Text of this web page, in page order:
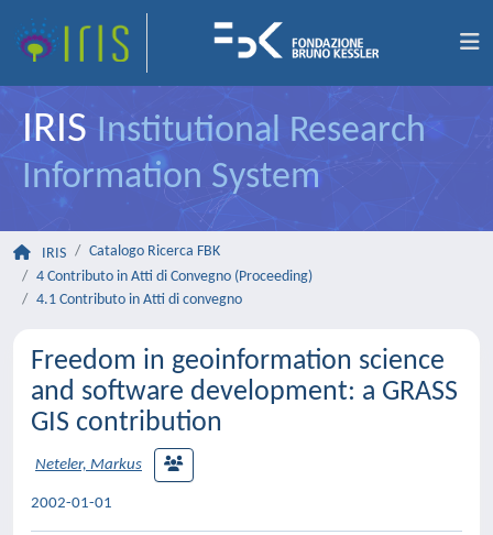
IRIS Institutional Research
Information System
IRIS
Catalogo Ricerca FBK
4 Contributo in Atti di Convegno (Proceeding)
4.1 Contributo in Atti di convegno
Freedom in geoinformation science
and software development: a GRASS
GIS contribution
Neteler, Markus
2002-01-01